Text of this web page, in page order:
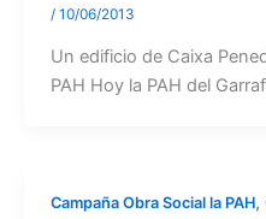
/ 10/06/2013
Un edificio de Caixa
PAH Hoy la PAH del
Campaña Obra Social la PAH,